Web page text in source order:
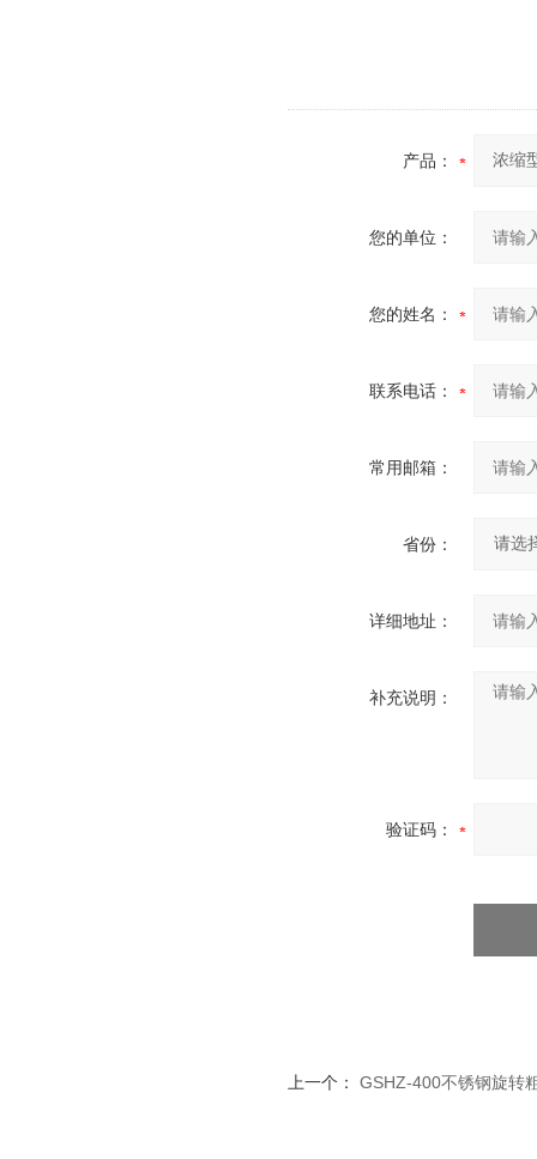
产品：
您的单位：
您的姓名：
联系电话：
常用邮箱：
省份：
详细地址：
补充说明：
验证码：
上一个： GSHZ-400不锈钢旋转